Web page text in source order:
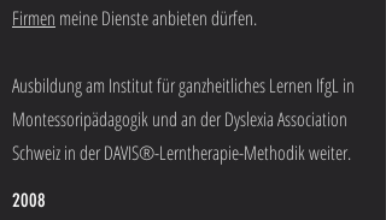
Firmen meine Dienste anbieten dürfen.
Ausbildung am Institut für ganzheitliches Lernen IfgL in
Montessoripädagogik und an der Dyslexia Association
Schweiz in der DAVIS®-Lerntherapie-Methodik weiter.
2008